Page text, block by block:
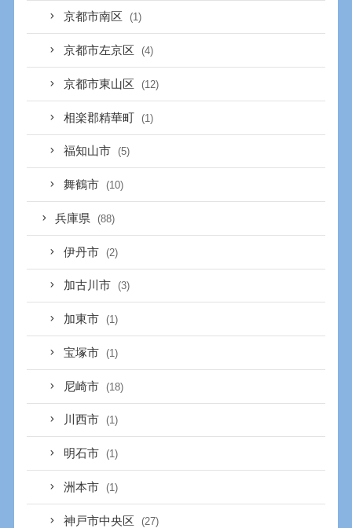
京都市南区 (1)
京都市左京区 (4)
京都市東山区 (12)
相楽郡精華町 (1)
福知山市 (5)
舞鶴市 (10)
兵庫県 (88)
伊丹市 (2)
加古川市 (3)
加東市 (1)
宝塚市 (1)
尼崎市 (18)
川西市 (1)
明石市 (1)
洲本市 (1)
神戸市中央区 (27)